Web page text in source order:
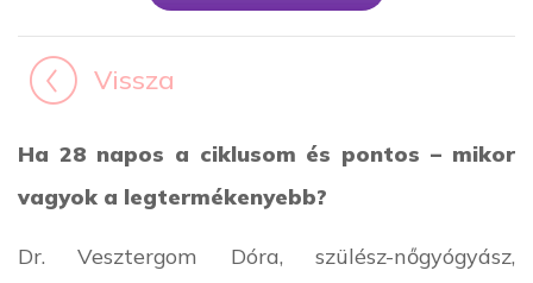
Vissza
Ha 28 napos a ciklusom és pontos – mikor
vagyok a legtermékenyebb?
Dr. Vesztergom Dóra, szülész-nőgyógyász,